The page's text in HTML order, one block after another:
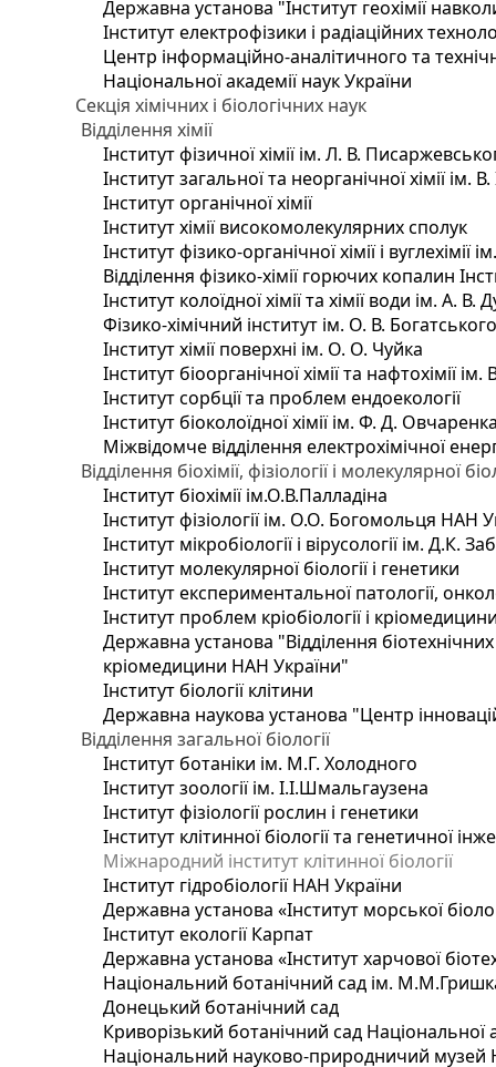
Державна установа "Інститут геохімії
Інститут електрофізики і радіаційних
Центр інформаційно-аналітичного та
Національної академії наук України
Секція хімічних і біологічних наук
Відділення хімії
Інститут фізичної хімії ім. Л. В.
Інститут загальної та неорганічної хімії ім.
Інститут органічної хімії
Інститут хімії високомолекулярних сполук
Інститут фізико-органічної хімії і
Відділення фізико-хімії горючих копалин
Інститут колоїдної хімії та хімії води ім. А.
Фізико-хімічний інститут ім. О. В.
Інститут хімії поверхні ім. О. О. Чуйка
Інститут біоорганічної хімії та нафтохімії
Інститут сорбції та проблем ендоекології
Інститут біоколоїдної хімії ім. Ф. Д.
Міжвідомче відділення електрохімічної
Відділення біохімії, фізіології і молекулярної
Інститут біохімії ім.О.В.Палладіна
Інститут фізіології ім. О.О. Богомольця НАН
Інститут мікробіології і вірусології ім. Д.К.
Інститут молекулярної біології і генетики
Інститут експериментальної патології,
Інститут проблем кріобіології і
Державна установа "Відділення
кріомедицини НАН України"
Інститут біології клітини
Державна наукова установа "Центр
Відділення загальної біології
Інститут ботаніки ім. М.Г. Холодного
Інститут зоології ім. І.І.Шмальгаузена
Інститут фізіології рослин і генетики
Інститут клітинної біології та генетичної
Міжнародний інститут клітинної біології
Інститут гідробіології НАН України
Державна установа «Інститут морської
Інститут екології Карпат
Державна установа «Інститут харчової
Національний ботанічний сад ім.
Донецький ботанічний сад
Криворізький ботанічний сад Національної
Національний науково-природничий музей